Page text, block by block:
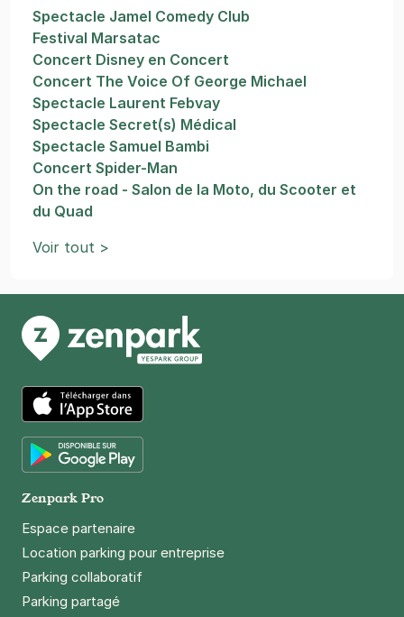
Spectacle Jamel Comedy Club
Festival Marsatac
Concert Disney en Concert
Concert The Voice Of George Michael
Spectacle Laurent Febvay
Spectacle Secret(s) Médical
Spectacle Samuel Bambi
Concert Spider-Man
On the road - Salon de la Moto, du Scooter et
du Quad
Voir tout >
App Store
Zenpark Pro
Espace partenaire
Location parking pour entreprise
Parking collaboratif
Parking partagé